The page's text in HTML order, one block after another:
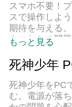
スマホ不要！
スで操作しよ
期待を与える
さいとかの問
神少年を楽し
はPCで死神少
ーマッピング
ームみたい。
やアプリを同
ンがパソコン
もっと見る
死神少年
死神少年をPC
む。電源が落